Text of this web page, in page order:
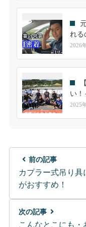
れる
人の
2026
い！
て～
2025
前の記事
カプラー式吊り具
がおすすめ！
次の記事
こんなとこにも